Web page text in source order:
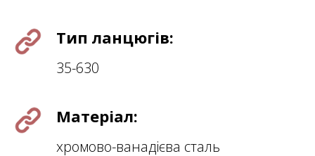
Тип ланцюгів:
35-630
Матеріал:
хромово-ванадієва сталь